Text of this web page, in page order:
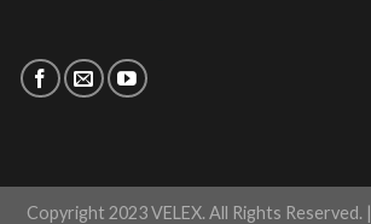
Copyright 2023 VELEX. All Rights Reserved. |